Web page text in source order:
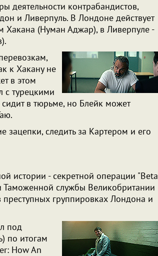
деятельности контрабандистов,
и Ливерпуль. В Лондоне действует
Хакана (Нуман Аджар), в Ливерпуле -
к Хакану не
в этом
с турецкими
в тюрьме, но Блейк может
зацепки, следить за Картером и его
истории - секретной операции "Beta
Таможенной службы Великобритании
группировках Лондона и
под
по итогам
How An